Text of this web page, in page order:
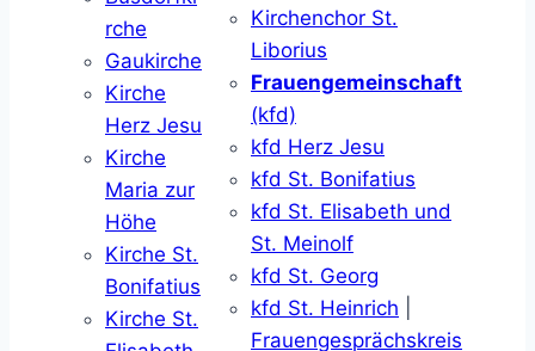
rche
Gaukirche
Kirche
Herz Jesu
Kirche
Maria zur
Höhe
Kirche St.
Bonifatius
Kirche St.
Kirchenchor St.
Liborius
Frauengemeinschaft
(kfd)
kfd Herz Jesu
kfd St. Bonifatius
kfd St. Elisabeth und
St. Meinolf
kfd St. Georg
kfd St. Heinrich
Frauengesprächskreis